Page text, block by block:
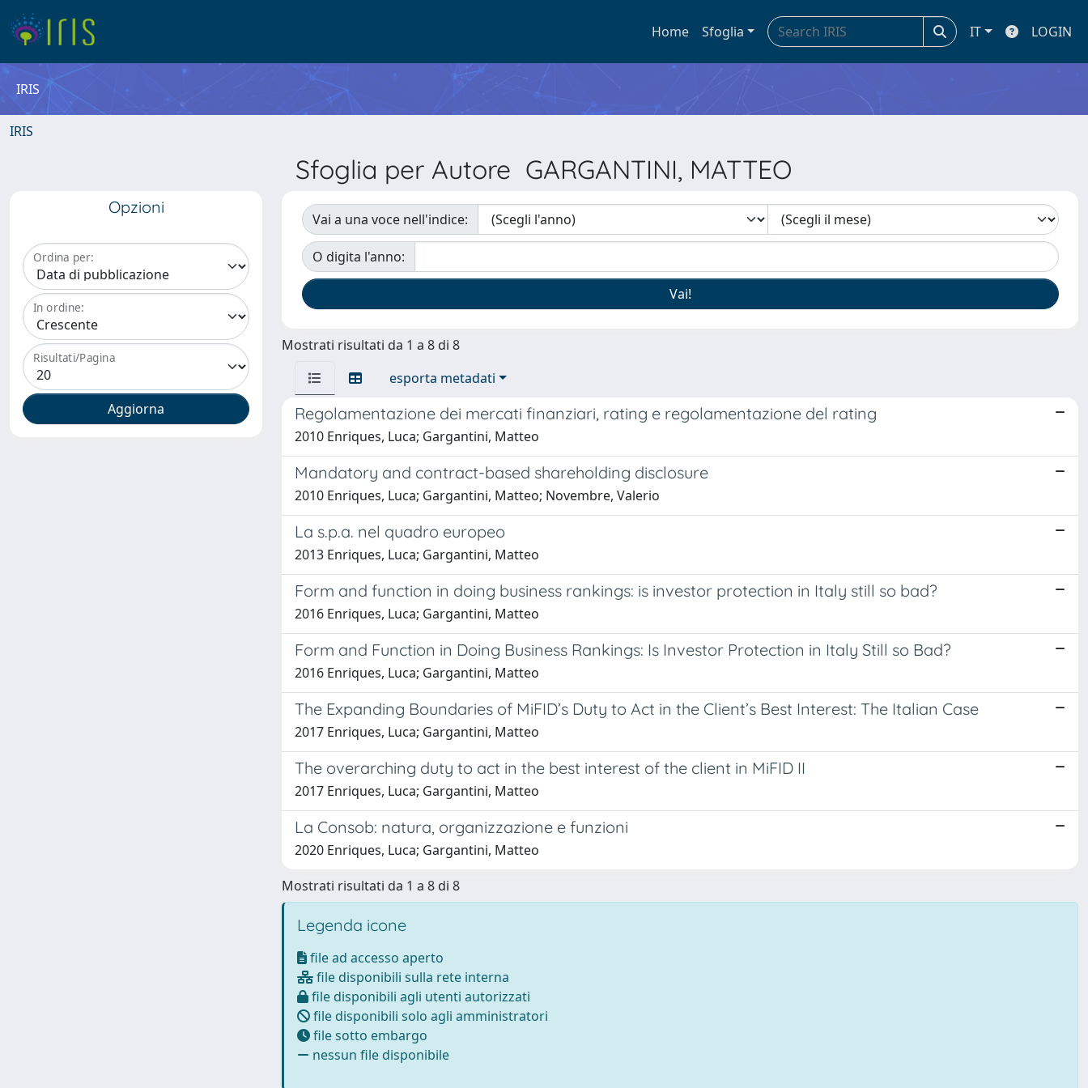
Home Sfoglia IT LOGIN
IRIS
IRIS
Sfoglia per Autore GARGANTINI, MATTEO
Opzioni
Ordina per:
In ordine:
Risultati/Pagina
Vai a una voce nell'indice:
O digita l'anno:
Mostrati risultati da 1 a 8 di 8
esporta metadati
Regolamentazione dei mercati finanziari, rating e regolamentazione del rating
2010 Enriques, Luca; Gargantini, Matteo
Mandatory and contract-based shareholding disclosure
2010 Enriques, Luca; Gargantini, Matteo; Novembre, Valerio
La s.p.a. nel quadro europeo
2013 Enriques, Luca; Gargantini, Matteo
Form and function in doing business rankings: is investor protection in Italy still so bad?
2016 Enriques, Luca; Gargantini, Matteo
Form and Function in Doing Business Rankings: Is Investor Protection in Italy Still so Bad?
2016 Enriques, Luca; Gargantini, Matteo
The Expanding Boundaries of MiFID’s Duty to Act in the Client’s Best Interest: The Italian Case
2017 Enriques, Luca; Gargantini, Matteo
The overarching duty to act in the best interest of the client in MiFID II
2017 Enriques, Luca; Gargantini, Matteo
La Consob: natura, organizzazione e funzioni
2020 Enriques, Luca; Gargantini, Matteo
Mostrati risultati da 1 a 8 di 8
Legenda icone
file ad accesso aperto
file disponibili sulla rete interna
file disponibili agli utenti autorizzati
file disponibili solo agli amministratori
file sotto embargo
nessun file disponibile